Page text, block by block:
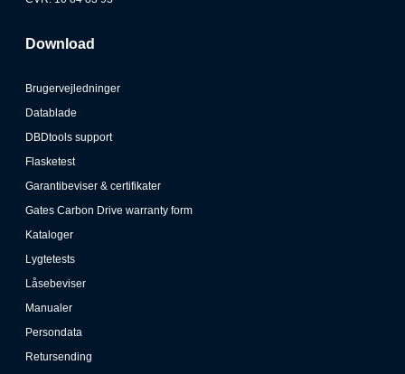
Download
Brugervejledninger
Datablade
DBDtools support
Flasketest
Garantibeviser & certifikater
Gates Carbon Drive warranty form
Kataloger
Lygtetests
Låsebeviser
Manualer
Persondata
Retursending